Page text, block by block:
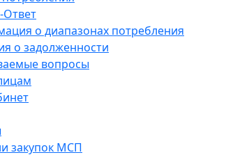
Ответ
о диапазонах потребления
о задолженности
вопросы
закупок МСП